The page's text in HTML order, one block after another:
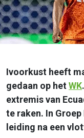
Ivoorkust heeft
gedaan op hetWK
extremis van
te raken. In
leiding na een